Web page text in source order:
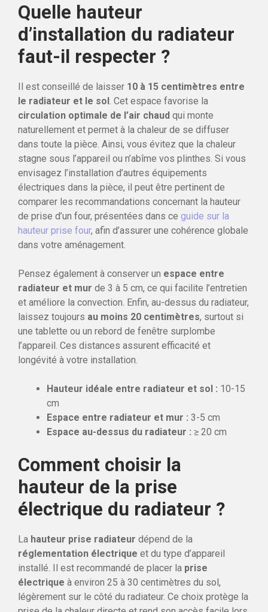
Quelle hauteur
d’installation du radiateur
faut-il respecter ?
Il est conseillé de laisser 10 à 15 centimètres entre
le radiateur et le sol. Cet espace favorise la
circulation optimale de l’air chaud qui monte
naturellement et permet à la chaleur de se diffuser
dans toute la pièce. Ainsi, vous évitez que la chaleur
stagne sous l’appareil ou n’abîme vos plinthes. Si vous
envisagez l’installation d’autres équipements
électriques dans la pièce, il peut être pertinent de
comparer les recommandations concernant la hauteur
de prise d’un four, présentées dans ce guide sur la
hauteur prise four, afin d’assurer une cohérence globale
dans votre aménagement.
Pensez également à conserver un espace entre
radiateur et mur de 3 à 5 cm, ce qui facilite l’entretien
et améliore la convection. Enfin, au-dessus du radiateur,
laissez toujours au moins 20 centimètres, surtout si
une tablette ou un rebord de fenêtre surplombe
l’appareil. Ces distances assurent efficacité et
longévité à votre installation.
Hauteur idéale entre radiateur et sol : 10-15
cm
Espace entre radiateur et mur : 3-5 cm
Espace au-dessus du radiateur : ≥ 20 cm
Comment choisir la
hauteur de la prise
électrique du radiateur ?
La hauteur prise radiateur dépend de la
réglementation électrique et du type d’appareil
installé. Il est recommandé de placer la prise
électrique à environ 25 à 30 centimètres du sol,
légèrement sur le côté du radiateur. Ce choix protège la